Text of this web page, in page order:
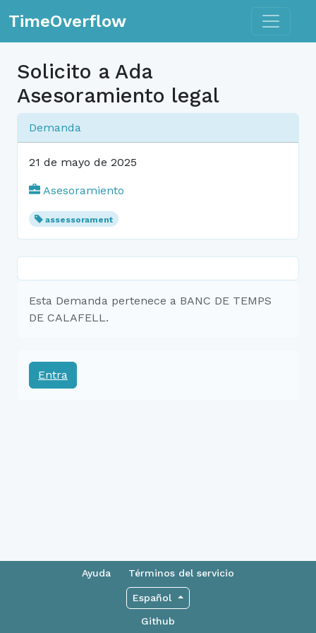
TimeOverflow Toggle
Solicito a Ada
Asesoramiento legal
Demanda
21 de mayo de 2025
Asesoramiento
assessorament
Esta Demanda pertenece a BANC DE TEMPS
DE CALAFELL.
Entra
Ayuda Términos del servicio
Español
Github